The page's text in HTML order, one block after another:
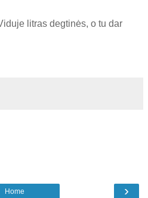
litras degtinės, o tu dar
›
Home